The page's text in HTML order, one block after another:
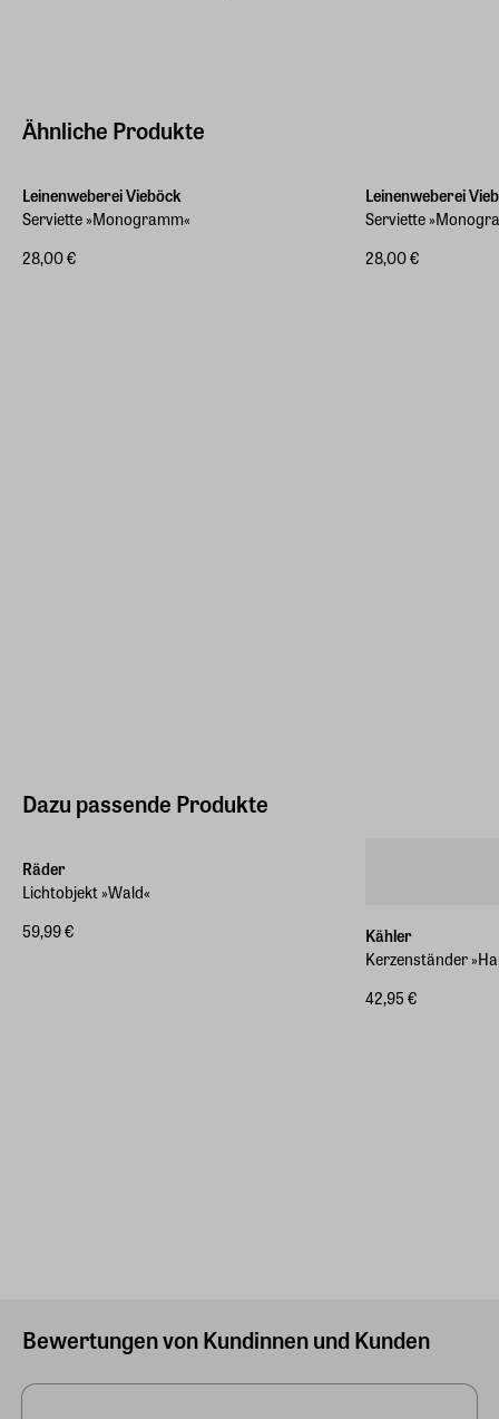
Ähnliche Produkte
Leinenweberei Vieböck
Serviette »Monogramm«
28,00 €
Leinenweberei
Serviette
28,00 €
Dazu passende Produkte
Räder
Lichtobjekt »Wald«
59,99 €
Kähler
Kerzenständer
42,95 €
Bewertungen von Kundinnen und Kunden